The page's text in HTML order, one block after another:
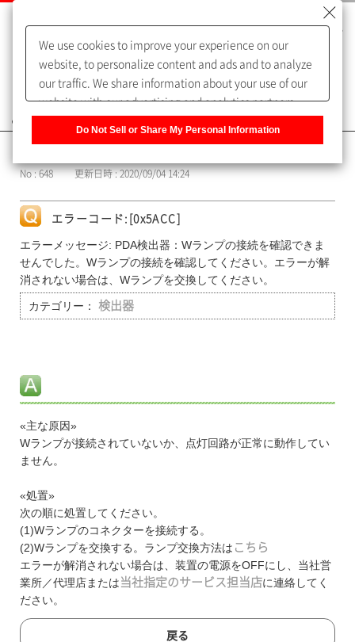
よくあるご質問（FAQ）
No : 648 更新日時 : 2020/09/04 14:24
エラーコード:[0x5ACC]
エラーメッセージ: PDA検出器：Wランプの接続を確認できま
せんでした。Wランプの接続を確認してください。エラーが解
消されない場合は、Wランプを交換してください。
カテゴリー： 検出器
«主な原因»
Wランプが接続されていないか、点灯回路が正常に動作してい
ません。
«処置»
次の順に処置してください。
(1)Wランプのコネクターを接続する。
(2)Wランプを交換する。ランプ交換方法は こちら
エラーが解消されない場合は、装置の電源をOFFにし、当社営
業所／代理店または 当社指定のサービス担当店に連絡してく
ださい。
戻る
We use cookies to improve your experience on our
website, to personalize content and ads and to analyze
our traffic. We share information about your use of our
website with our advertising and analytics partners,
of our sharing information about you with our partners.
Information] to customize your cookie settings on our
Do Not Sell or Share My Personal Information